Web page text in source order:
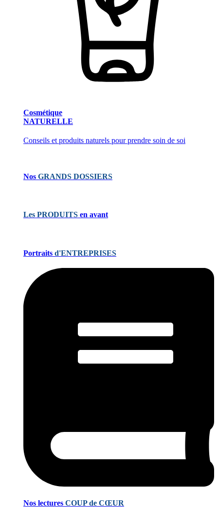
Cosmétique
NATURELLE
Conseils et produits naturels pour prendre soin de soi
Nos GRANDS DOSSIERS
Les PRODUITS en avant
Portraits d'ENTREPRISES
Nos lectures COUP de CŒUR